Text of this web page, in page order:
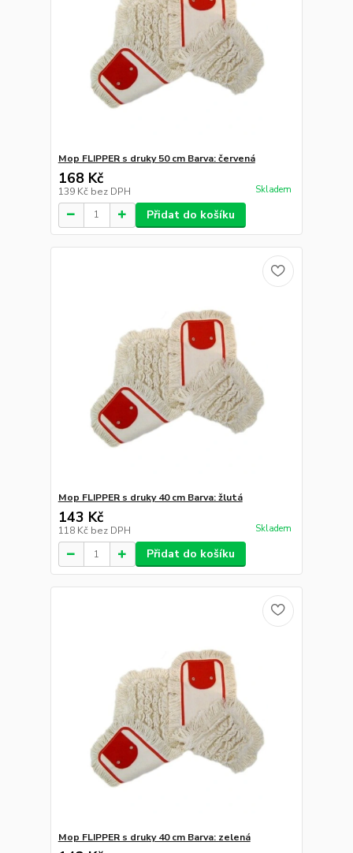
Mop FLIPPER s druky 50 cm Barva: červená
168 Kč
139 Kč bez DPH Skladem
Přidat do košíku
Mop FLIPPER s druky 40 cm Barva: žlutá
143 Kč
118 Kč bez DPH Skladem
Přidat do košíku
Mop FLIPPER s druky 40 cm Barva: zelená